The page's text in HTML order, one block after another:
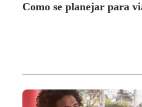
Como se planejar para